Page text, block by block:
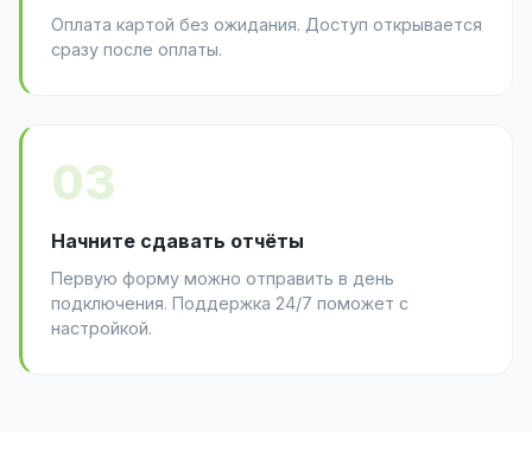
Оплата картой без ожидания. Доступ открывается
сразу после оплаты.
03
Начните сдавать отчёты
Первую форму можно отправить в день
подключения. Поддержка 24/7 поможет с
настройкой.